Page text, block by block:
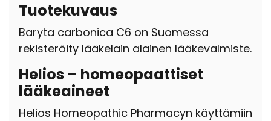
Tuotekuvaus
Baryta carbonica C6 on Suomessa
rekisteröity lääkelain alainen lääkevalmiste.
Helios – homeopaattiset
lääkeaineet
Helios Homeopathic Pharmacyn käyttämiin